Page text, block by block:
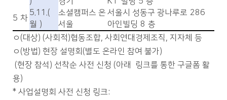
5 차
5.11.(
월 )
소셜캠퍼스 온
서울
서울시 성동구 광나루로 286
아인빌딩 8 층
ㅇ(대상) (사회적)협동조합, 사회연대경제조직, 지자체 등
ㅇ(방법) 현장 설명회(별도 온라인 참여 불가)
(현장 참석) 선착순 사전 신청 (아래 링크를 통한 구글폼 활
용)
* 사업설명회 사전 신청 링크: